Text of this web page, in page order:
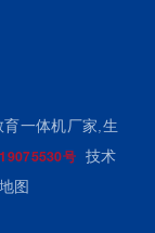
育一体机厂家,生
号
技术
图